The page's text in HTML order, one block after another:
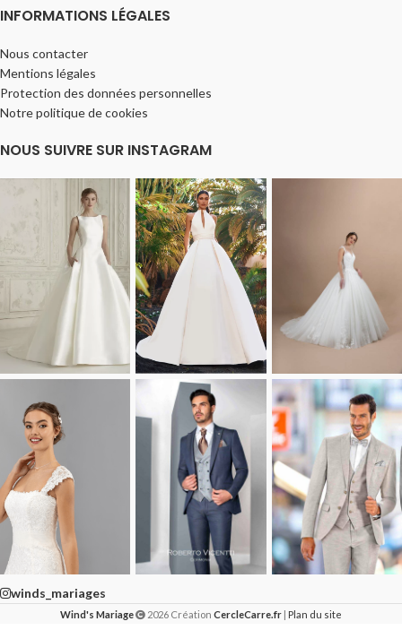
INFORMATIONS LÉGALES
Nous contacter
Mentions légales
Protection des données personnelles
Notre politique de cookies
NOUS SUIVRE SUR INSTAGRAM
winds_mariages
Wind's Mariage 2026 Création CercleCarre.fr | Plan du site